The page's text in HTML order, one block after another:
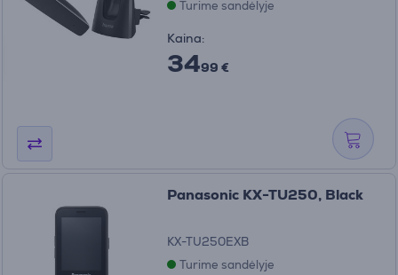
Turime sandėlyje
Kaina:
3499 €
Panasonic KX-TU250, Black
KX-TU250EXB
Turime sandėlyje